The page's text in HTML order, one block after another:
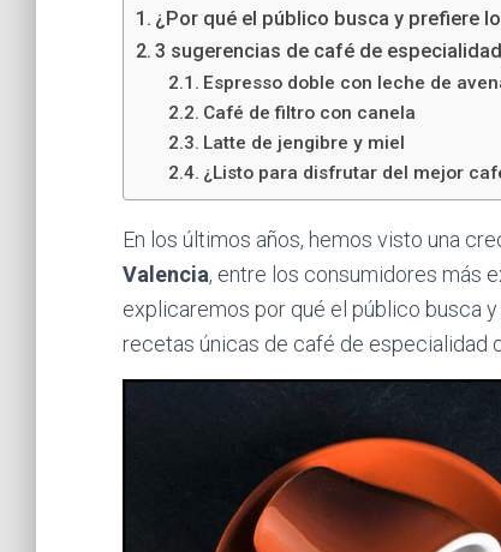
¿Por qué el público busca y prefiere
3 sugerencias de café de
Espresso doble con leche de
Café de filtro con canela
Latte de jengibre y miel
¿Listo para disfrutar del mejor
En los últimos años, hemos visto una
Valencia, entre los consumidores más
explicaremos por qué el público busca
recetas únicas de café de especialidad